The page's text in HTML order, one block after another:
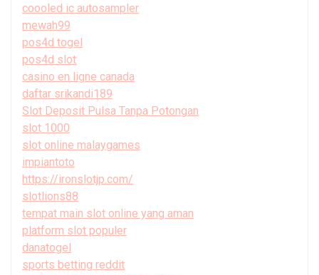
coooled ic autosampler
mewah99
pos4d togel
pos4d slot
casino en ligne canada
daftar srikandi189
Slot Deposit Pulsa Tanpa Potongan
slot 1000
slot online malaygames
impiantoto
https://ironslotjp.com/
slotlions88
tempat main slot online yang aman
platform slot populer
danatogel
sports betting reddit